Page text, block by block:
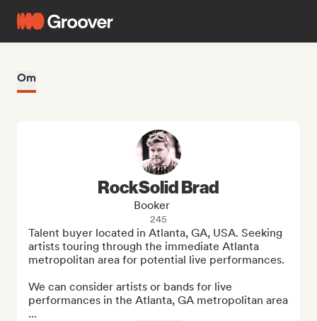
Om
RockSolid Brad
Booker
245
Talent buyer located in Atlanta, GA, USA. Seeking
artists touring through the immediate Atlanta
metropolitan area for potential live performances.
We can consider artists or bands for live
performances in the Atlanta, GA metropolitan area
...